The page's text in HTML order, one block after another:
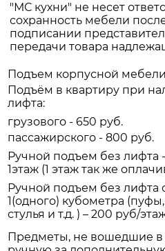
"МС кухни" не несет
сохранность мебели
подписании
передачи товара
Подъем корпусной
Подъём в квартиру при
лифта:
грузового - 650 руб.
пассажирского - 800 руб.
Ручной подъем без лифта
1этаж (1 этаж так же
Ручной подъем без
1(одного) кубометра
стулья и т.д. ) – 200 руб/
Предметы, не вошедшие